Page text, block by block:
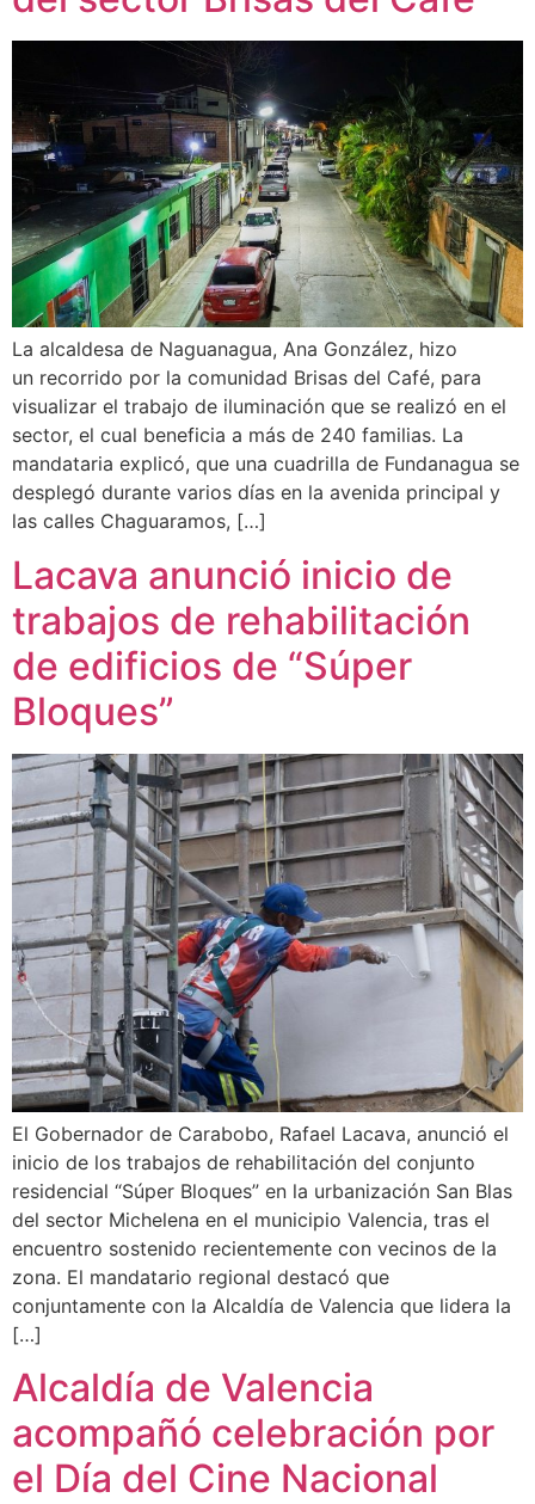
La alcaldesa de Naguanagua, Ana González, hizo
un recorrido por la comunidad Brisas del Café, para
visualizar el trabajo de iluminación que se realizó en el
sector, el cual beneficia a más de 240 familias. La
mandataria explicó, que una cuadrilla de Fundanagua se
desplegó durante varios días en la avenida principal y
las calles Chaguaramos, […]
Lacava anunció inicio de
trabajos de rehabilitación
de edificios de “Súper
Bloques”
El Gobernador de Carabobo, Rafael Lacava, anunció el
inicio de los trabajos de rehabilitación del conjunto
residencial “Súper Bloques” en la urbanización San Blas
del sector Michelena en el municipio Valencia, tras el
encuentro sostenido recientemente con vecinos de la
zona. El mandatario regional destacó que
conjuntamente con la Alcaldía de Valencia que lidera la
[…]
Alcaldía de Valencia
acompañó celebración por
el Día del Cine Nacional